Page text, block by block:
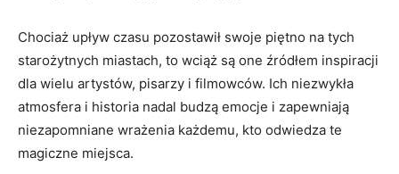
Chociaż upływ czasu pozostawił swoje piętno na tych​
starożytnych miastach, to wciąż są one ‍źródłem inspiracji
dla ​wielu artystów, pisarzy ​i filmowców. Ich niezwykła
⁢atmosfera i ⁣historia nadal budzą emocje i zapewniają
niezapomniane wrażenia każdemu, kto odwiedza te‌
magiczne miejsca.